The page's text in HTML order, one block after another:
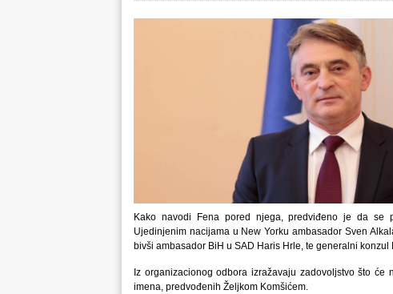
Kako navodi Fena pored njega, predviđeno je da se
Ujedinjenim nacijama u New Yorku ambasador Sven
bivši ambasador BiH u SAD Haris Hrle, te generalni konzul
Iz organizacionog odbora izražavaju zadovoljstvo što
imena, predvođenih Željkom Komšićem.